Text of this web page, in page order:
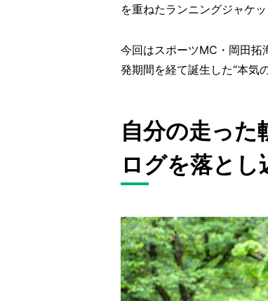
を重ねたランニングジャケッ
今回はスポーツMC・岡田拓
発期間を経て誕生した“本気
自分の走っ
ログを落と